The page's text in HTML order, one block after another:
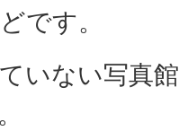
です。
いない写真